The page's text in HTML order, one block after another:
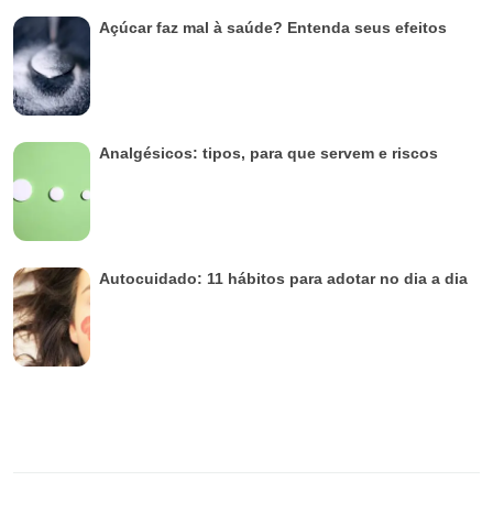
Açúcar faz mal à saúde? Entenda seus efeitos
Analgésicos: tipos, para que servem e riscos
Autocuidado: 11 hábitos para adotar no dia a dia